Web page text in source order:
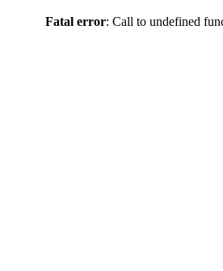
Fatal error: Call to undefined